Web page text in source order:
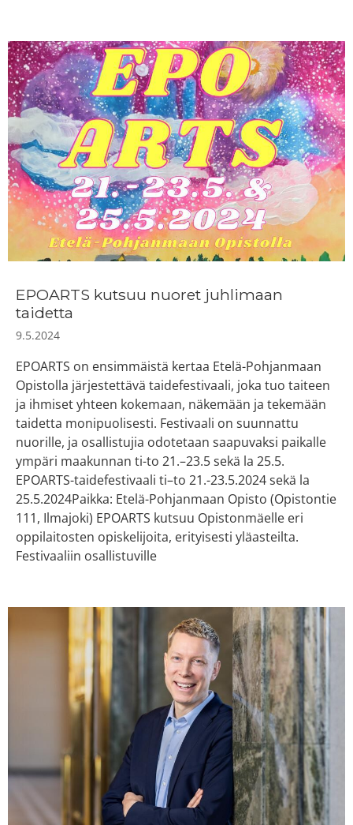
EPOARTS kutsuu nuoret juhlimaan
taidetta
9.5.2024
EPOARTS on ensimmäistä kertaa Etelä-Pohjanmaan
Opistolla järjestettävä taidefestivaali, joka tuo taiteen
ja ihmiset yhteen kokemaan, näkemään ja tekemään
taidetta monipuolisesti. Festivaali on suunnattu
nuorille, ja osallistujia odotetaan saapuvaksi paikalle
ympäri maakunnan ti-to 21.–23.5 sekä la 25.5.
EPOARTS-taidefestivaali ti–to 21.-23.5.2024 sekä la
25.5.2024Paikka: Etelä-Pohjanmaan Opisto (Opistontie
111, Ilmajoki) EPOARTS kutsuu Opistonmäelle eri
oppilaitosten opiskelijoita, erityisesti yläasteilta.
Festivaaliin osallistuville